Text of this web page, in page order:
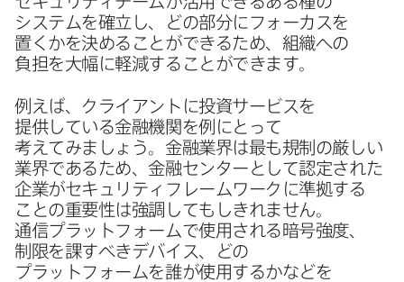
システムを​確立し、​どの​部分に​フォーカスを​
置くかを​決める​ことができる​ため、​組織への​
負担を​大幅に​軽減する​ことができます。
例えば、​クライアントに​投資サービスを​
提供している​金融機関を​例に​とって​
考えてみましょう。​金融業界は​最も​規制の​厳しい​
業界である​ため、​金融センターと​して​認定された​
企業が​セキュリティフレームワークに​準拠する​
ことの​重要性は​強調しても​しきれません。​
通信プラットフォームで​使用される​暗号強度、​
制限を​課すべきデバイス、​どの​
プラットフォームを​誰が​使用するかなどを​